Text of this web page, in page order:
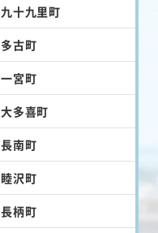
九十九里町
多古町
一宮町
大多喜町
長南町
睦沢町
長柄町